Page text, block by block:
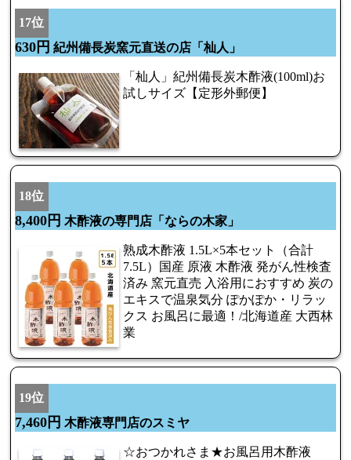
17位
630円 紀州備長炭窯元直送の店「杣人」
「杣人」紀州備長炭木酢液(100ml)お
試しサイズ【定形外郵便】
18位
8,400円 木酢液の専門店「ならの木家」
熟成木酢液 1.5L×5本セット（合計
7.5L）国産 原液 木酢液 発がん性検査
済み 窯元直売 入浴用におすすめ 炭の
エキスで温泉気分 ぽかぽか・リラッ
クス お風呂に最適！/北海道産 大西林
業
19位
7,460円 木酢液専門店のスミヤ
☆おつかれさま★お風呂用木酢液